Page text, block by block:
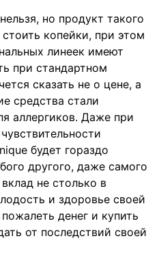
но продукт такого
копейки, при этом
линеек имеют
при стандартном
сказать не о цене, а
средства стали
аллергиков. Даже при
будет гораздо
другого, даже самого
не столько в
и здоровье своей
денег и купить
от последствий своей